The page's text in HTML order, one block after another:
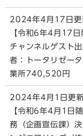
2024年4月17日更
【令和6年4月17
チャンネルゲスト
者：トータリゼー
業所740,520円
2024年4月1日更
【令和6年4月1日
務（企画宣伝課）